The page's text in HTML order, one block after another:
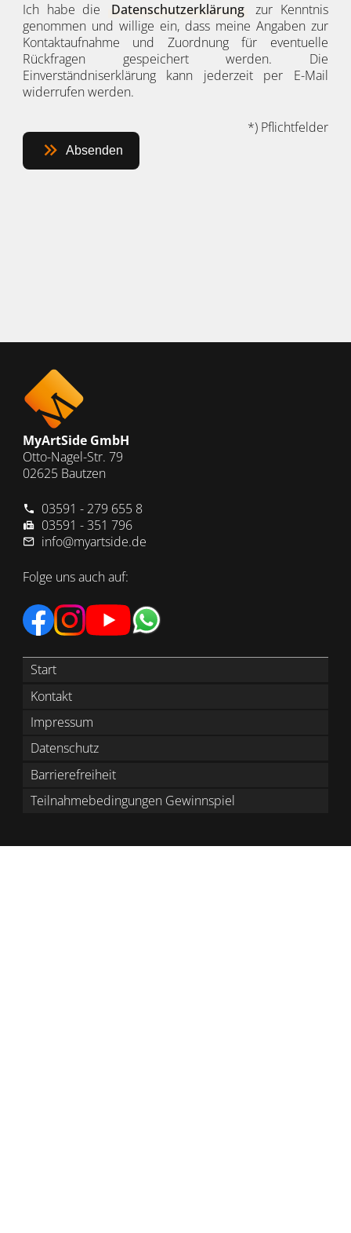
Ich habe die Datenschutzerklärung
zur Kenntnis
genommen und willige ein, dass meine Angaben zur
Kontaktaufnahme und Zuordnung für eventuelle
Rückfragen gespeichert werden. Die
Einverständniserklärung kann jederzeit per E-Mail
widerrufen werden.
Absenden
*) Pflichtfelder
MyArtSide GmbH
Otto-Nagel-Str. 79
02625 Bautzen
03591 - 279 655 8
03591 - 351 796
info@myartside.de
Folge uns auch auf:
Start
Kontakt
Impressum
Datenschutz
Barrierefreiheit
Teilnahmebedingungen Gewinnspiel